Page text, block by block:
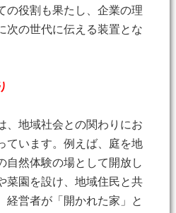
の役割も果たし、企業の理
次の世代に伝える装置とな
地域社会との関わりにお
ています。例えば、庭を地
自然体験の場として開放し
菜園を設け、地域住民と共
経営者が「開かれた家」と